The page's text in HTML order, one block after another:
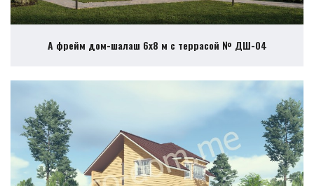
А фрейм дом-шалаш 6х8 м с террасой № ДШ-04